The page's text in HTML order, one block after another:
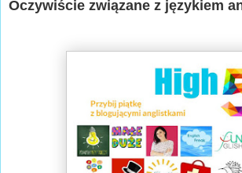
Oczywiście związane z językiem